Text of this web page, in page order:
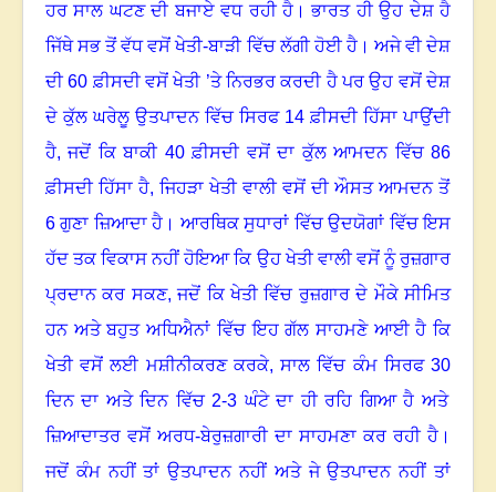
ਹਰ ਸਾਲ ਘਟਣ ਦੀ ਬਜਾਏ ਵਧ ਰਹੀ ਹੈ। ਭਾਰਤ ਹੀ ਉਹ ਦੇਸ਼ ਹੈ
ਜਿੱਥੇ ਸਭ ਤੋਂ ਵੱਧ ਵਸੋਂ ਖੇਤੀ-ਬਾੜੀ ਵਿੱਚ ਲੱਗੀ ਹੋਈ ਹੈ। ਅਜੇ ਵੀ ਦੇਸ਼
ਦੀ60 ਫ਼ੀਸਦੀ ਵਸੋਂ ਖੇਤੀ ’ਤੇ ਨਿਰਭਰ ਕਰਦੀ ਹੈ ਪਰ ਉਹ ਵਸੋਂ ਦੇਸ਼
ਦੇ ਕੁੱਲ ਘਰੇਲੂ ਉਤਪਾਦਨ ਵਿੱਚ ਸਿਰਫ 14 ਫ਼ੀਸਦੀ ਹਿੱਸਾ ਪਾਉਂਦੀ
ਹੈ, ਜਦੋਂ ਕਿ ਬਾਕੀ 40ਫ਼ੀਸਦੀ ਵਸੋਂ ਦਾ ਕੁੱਲ ਆਮਦਨ ਵਿੱਚ86
ਫ਼ੀਸਦੀ ਹਿੱਸਾ ਹੈ, ਜਿਹੜਾ ਖੇਤੀ ਵਾਲੀ ਵਸੋਂ ਦੀ ਔਸਤ ਆਮਦਨ ਤੋਂ
6 ਗੁਣਾ ਜ਼ਿਆਦਾ ਹੈ। ਆਰਥਿਕ ਸੁਧਾਰਾਂ ਵਿੱਚ ਉਦਯੋਗਾਂ ਵਿੱਚ ਇਸ
ਹੱਦ ਤਕ ਵਿਕਾਸ ਨਹੀਂ ਹੋਇਆ ਕਿ ਉਹ ਖੇਤੀ ਵਾਲੀ ਵਸੋਂ ਨੂੰ ਰੁਜ਼ਗਾਰ
ਪ੍ਰਦਾਨ ਕਰ ਸਕਣ, ਜਦੋਂ ਕਿ ਖੇਤੀ ਵਿੱਚ ਰੁਜ਼ਗਾਰ ਦੇ ਮੌਕੇ ਸੀਮਿਤ
ਹਨ ਅਤੇ ਬਹੁਤ ਅਧਿਐਨਾਂ ਵਿੱਚ ਇਹ ਗੱਲ ਸਾਹਮਣੇ ਆਈ ਹੈ ਕਿ
ਖੇਤੀ ਵਸੋਂ ਲਈ ਮਸ਼ੀਨੀਕਰਣ ਕਰਕੇ,ਸਾਲ ਵਿੱਚ ਕੰਮ ਸਿਰਫ30
ਦਿਨ ਦਾ ਅਤੇ ਦਿਨ ਵਿੱਚ 2-3 ਘੰਟੇ ਦਾ ਹੀ ਰਹਿ ਗਿਆ ਹੈ ਅਤੇ
ਜ਼ਿਆਦਾਤਰ ਵਸੋਂ ਅਰਧ-ਬੇਰੁਜ਼ਗਾਰੀ ਦਾ ਸਾਹਮਣਾ ਕਰ ਰਹੀ ਹੈ।
ਜਦੋਂ ਕੰਮ ਨਹੀਂ ਤਾਂ ਉਤਪਾਦਨ ਨਹੀਂ ਅਤੇ ਜੇ ਉਤਪਾਦਨ ਨਹੀਂ ਤਾਂ